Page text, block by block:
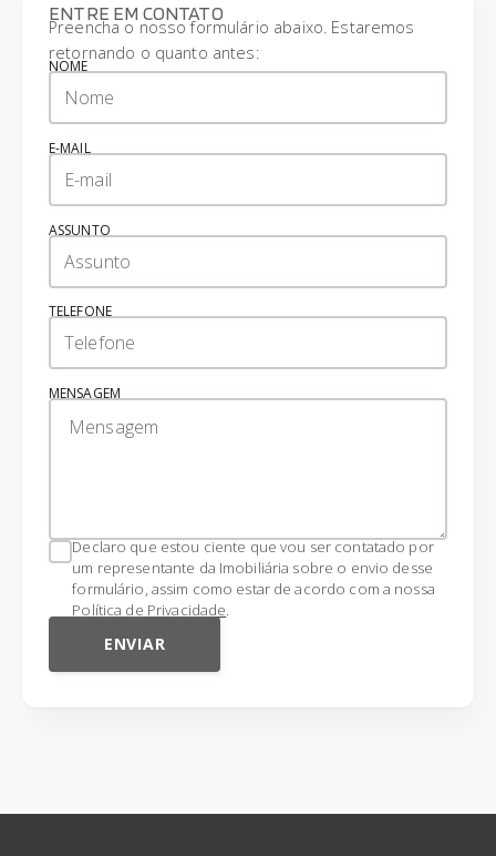
ENTRE EM CONTATO
Preencha o nosso formulário abaixo. Estaremos
retornando o quanto antes:
NOME
E-MAIL
ASSUNTO
TELEFONE
MENSAGEM
Declaro que estou ciente que vou ser contatado por
um representante da Imobiliária sobre o envio desse
formulário, assim como estar de acordo com a nossa
Política de Privacidade.
ENVIAR